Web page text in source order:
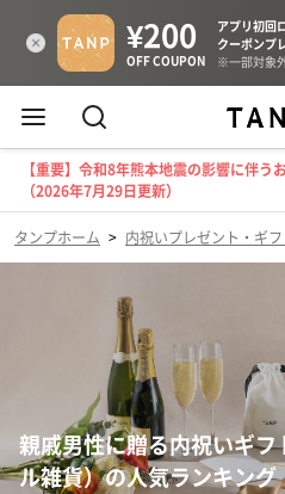
【重要】令和8年熊本地震の影響に伴
（2026年7月29日更新）
タンプホーム > 内祝いプレゼント・ギフ
親戚男性に贈る内祝いギ
ル雑貨）の人気ランキング